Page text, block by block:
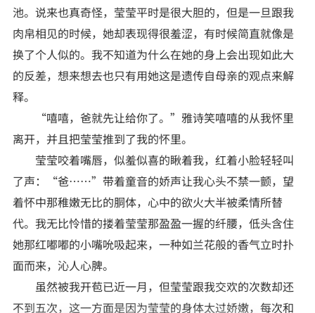
池。说来也真奇怪，莹莹平时是很大胆的，但是一旦跟我
肉帛相见的时候，她却表现得很羞涩，有时候简直就像是
换了个人似的。我不知道为什么在她的身上会出现如此大
的反差，想来想去也只有用她这是遗传自母亲的观点来解
释。
“嘻嘻，爸就先让给你了。”雅诗笑嘻嘻的从我怀里
离开，并且把莹莹推到了我的怀里。
莹莹咬着嘴唇，似羞似喜的瞅着我，红着小脸轻轻叫
了声：“爸……”带着童音的娇声让我心头不禁一颤，望
着怀中那稚嫩无比的胴体，心中的欲火大半被柔情所替
代。我无比怜惜的搂着莹莹那盈盈一握的纤腰，低头含住
她那红嘟嘟的小嘴吮吸起来，一种如兰花般的香气立时扑
面而来，沁人心脾。
虽然被我开苞已近一月，但莹莹跟我交欢的次数却还
不到五次，这一方面是因为莹莹的身体太过娇嫩，每次和